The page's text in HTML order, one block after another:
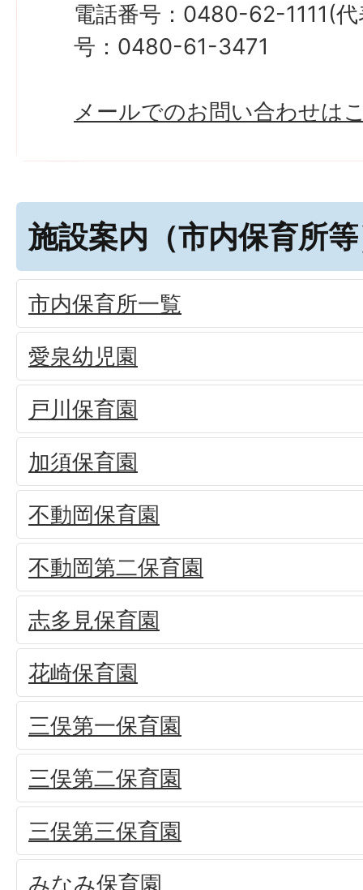
電話番号：0480-62-1111(
号：0480-61-3471
メールでのお問い合わせは
施設案内（市内保育所
市内保育所一覧
愛泉幼児園
戸川保育園
加須保育園
不動岡保育園
不動岡第二保育園
志多見保育園
花崎保育園
三俣第一保育園
三俣第二保育園
三俣第三保育園
みなみ保育園